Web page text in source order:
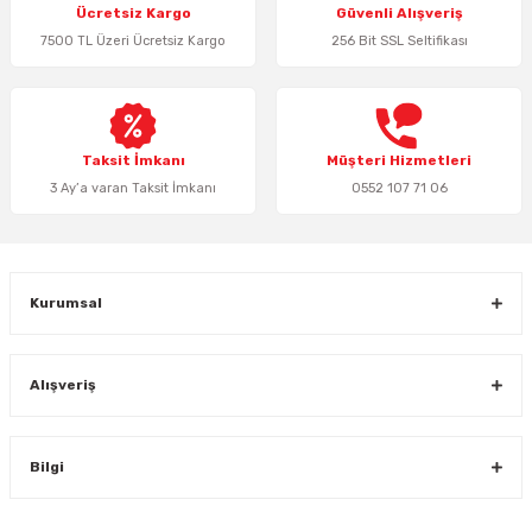
Ürün açıklamasında eksik bilgiler bulunuyor.
Ürün bilgilerinde hatalar bulunuyor.
Bu ürüne benzer farklı alternatifler olmalı.
Ücretsiz Kargo
7500 TL Üzeri Ücretsiz Kargo
Güvenli Alışveriş
256 Bit SSL Seltifikası
Taksit İmkanı
3 Ay’a varan Taksit İmkanı
Müşteri Hizmetleri
0552 107 71 06
Kurumsal
Alışveriş
Bilgi